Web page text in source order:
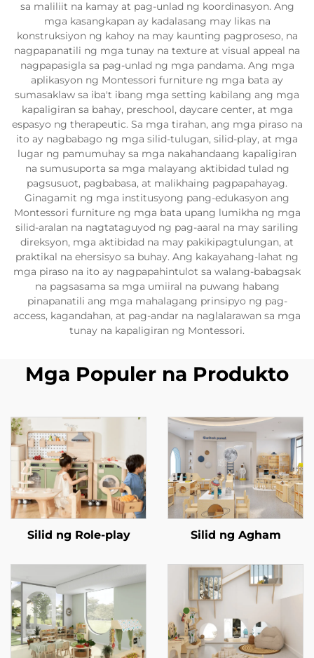
sa maliliit na kamay at pag-unlad ng koordinasyon. Ang
mga kasangkapan ay kadalasang may likas na
konstruksiyon ng kahoy na may kaunting pagproseso, na
nagpapanatili ng mga tunay na texture at visual appeal na
nagpapasigla sa pag-unlad ng mga pandama. Ang mga
aplikasyon ng Montessori furniture ng mga bata ay
sumasaklaw sa iba't ibang mga setting kabilang ang mga
kapaligiran sa bahay, preschool, daycare center, at mga
espasyo ng therapeutic. Sa mga tirahan, ang mga piraso na
ito ay nagbabago ng mga silid-tulugan, silid-play, at mga
lugar ng pamumuhay sa mga nakahandaang kapaligiran
na sumusuporta sa mga malayang aktibidad tulad ng
pagsusuot, pagbabasa, at malikhaing pagpapahayag.
Ginagamit ng mga institusyong pang-edukasyon ang
Montessori furniture ng mga bata upang lumikha ng mga
silid-aralan na nagtataguyod ng pag-aaral na may sariling
direksyon, mga aktibidad na may pakikipagtulungan, at
praktikal na ehersisyo sa buhay. Ang kakayahang-lahat ng
mga piraso na ito ay nagpapahintulot sa walang-babagsak
na pagsasama sa mga umiiral na puwang habang
pinapanatili ang mga mahalagang prinsipyo ng pag-
access, kagandahan, at pag-andar na naglalarawan sa mga
tunay na kapaligiran ng Montessori.
Mga Populer na Produkto
Silid ng Role-play Silid ng Agham